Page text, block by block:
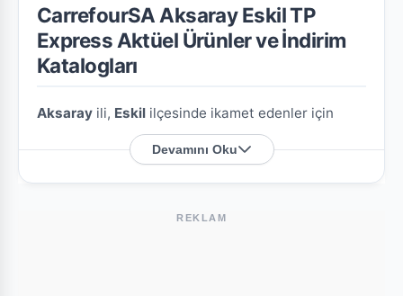
CarrefourSA Aksaray Eskil TP
Express Aktüel Ürünler ve İndirim
Katalogları
Aksaray ili, Eskil ilçesinde ikamet edenler için
CarrefourSA Aksaray Eskil TP Express
özel en güncel indirim broşürlerini ve aktüel ürün
fırsatlarını bu sayfada derledik.
CarrefourSA Aksaray Eskil TP Express
Devamını Oku
REKLAM